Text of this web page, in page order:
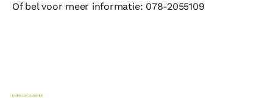
Of bel voor meer informatie: 078-2055109